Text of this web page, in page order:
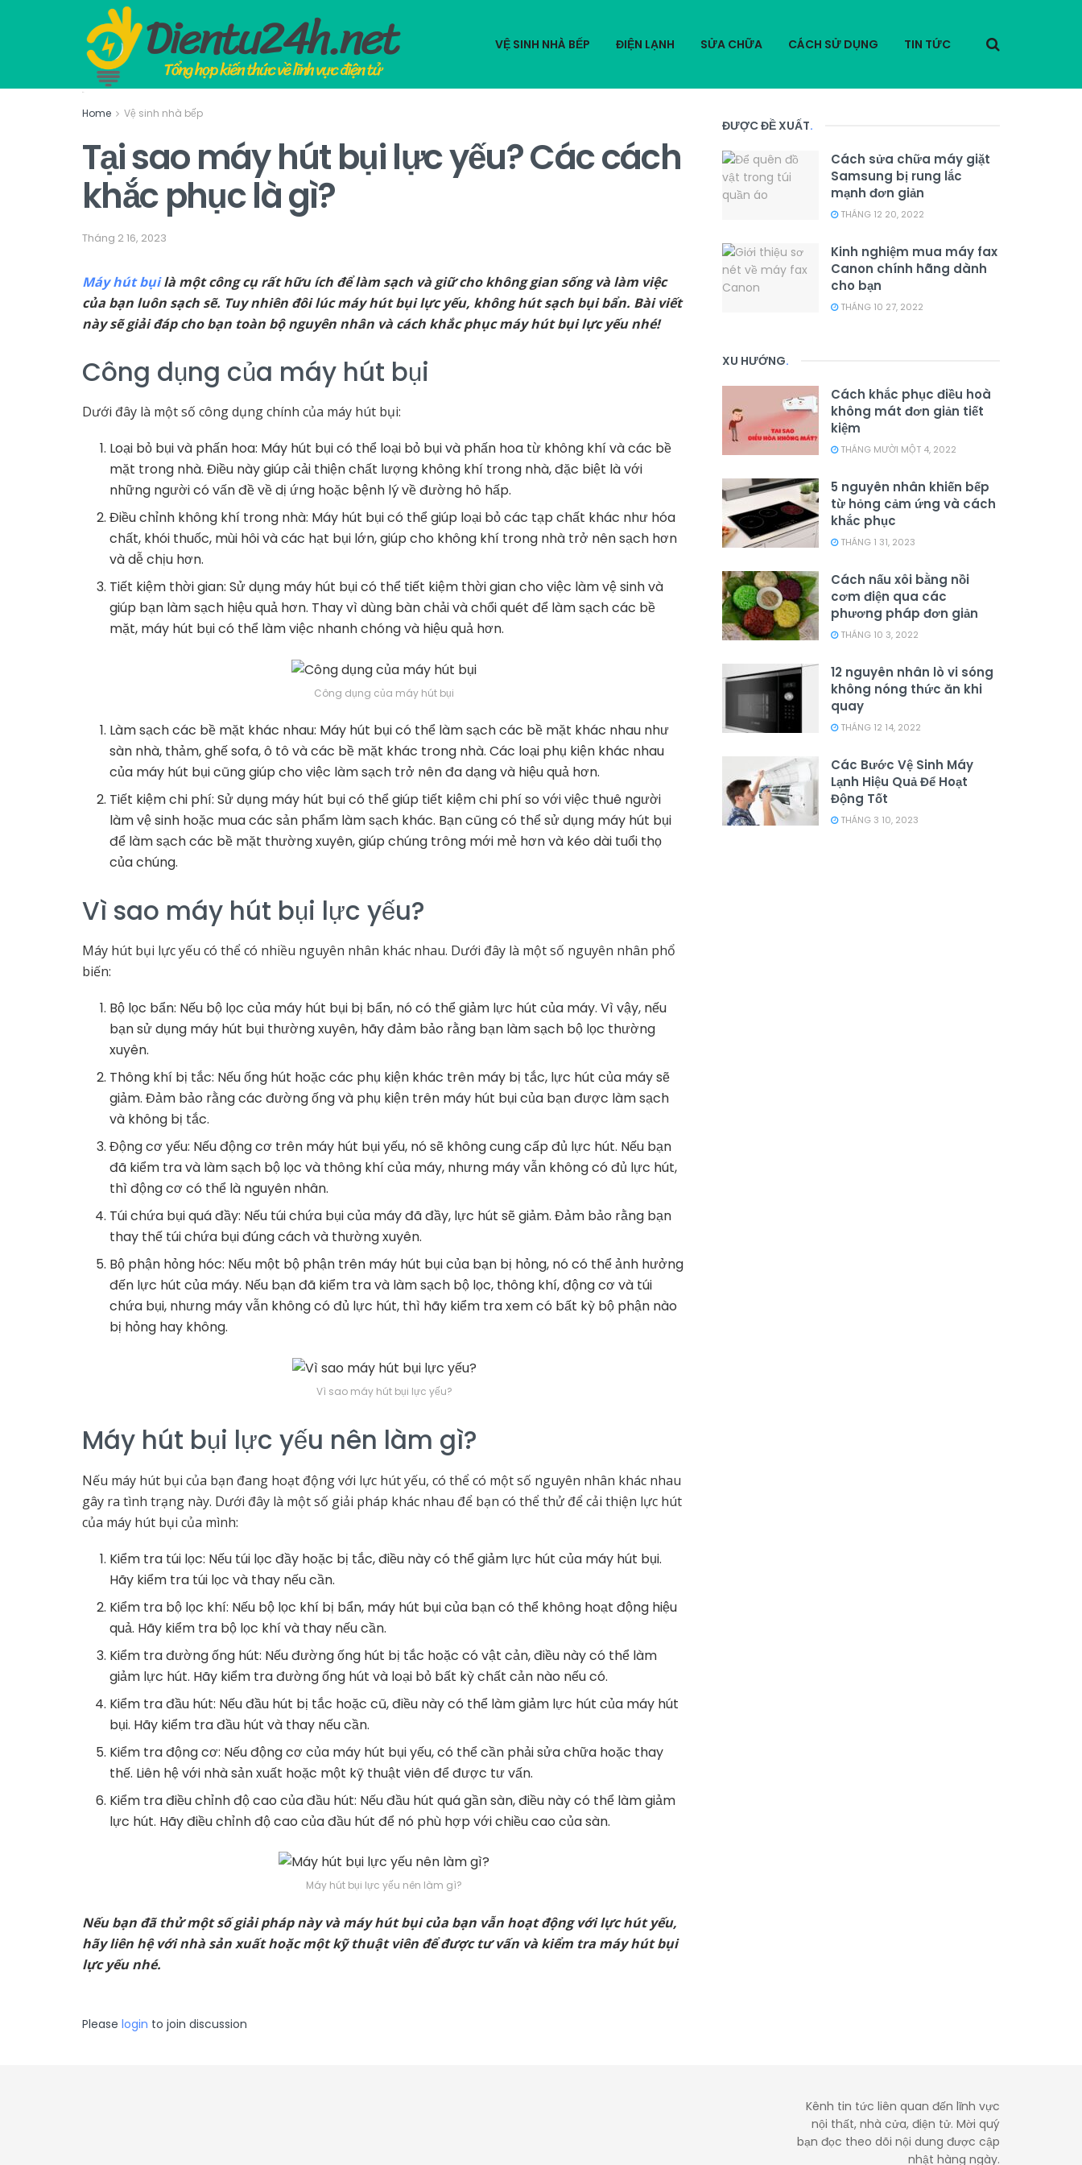
VỆ SINH NHÀ BẾP ĐIỆN LẠNH SỬA CHỮA CÁCH SỬ DỤNG TIN TỨC
Home Vệ sinh nhà bếp
Tại sao máy hút bụi lực yếu? Các cách
khắc phục là gì?
Tháng 2 16, 2023
Máy hút bụilà một công cụ rất hữu ích để làm sạch và giữ cho không gian sống và làm việc
của bạn luôn sạch sẽ. Tuy nhiên đôi lúc máy hút bụi lực yếu, không hút sạch bụi bẩn. Bài viết
này sẽ giải đáp cho bạn toàn bộ nguyên nhân và cách khắc phục máy hút bụi lực yếu nhé!
Công dụng của máy hút bụi
Dưới đây là một số công dụng chính của máy hút bụi:
Loại bỏ bụi và phấn hoa: Máy hút bụi có thể loại bỏ bụi và phấn hoa từ không khí và các bề
mặt trong nhà. Điều này giúp cải thiện chất lượng không khí trong nhà, đặc biệt là với
những người có vấn đề về dị ứng hoặc bệnh lý về đường hô hấp.
Điều chỉnh không khí trong nhà: Máy hút bụi có thể giúp loại bỏ các tạp chất khác như hóa
chất, khói thuốc, mùi hôi và các hạt bụi lớn, giúp cho không khí trong nhà trở nên sạch hơn
và dễ chịu hơn.
Tiết kiệm thời gian: Sử dụng máy hút bụi có thể tiết kiệm thời gian cho việc làm vệ sinh và
giúp bạn làm sạch hiệu quả hơn. Thay vì dùng bàn chải và chổi quét để làm sạch các bề
mặt, máy hút bụi có thể làm việc nhanh chóng và hiệu quả hơn.
Công dụng của máy hút bụi
Làm sạch các bề mặt khác nhau: Máy hút bụi có thể làm sạch các bề mặt khác nhau như
sàn nhà, thảm, ghế sofa, ô tô và các bề mặt khác trong nhà. Các loại phụ kiện khác nhau
của máy hút bụi cũng giúp cho việc làm sạch trở nên đa dạng và hiệu quả hơn.
Tiết kiệm chi phí: Sử dụng máy hút bụi có thể giúp tiết kiệm chi phí so với việc thuê người
làm vệ sinh hoặc mua các sản phẩm làm sạch khác. Bạn cũng có thể sử dụng máy hút bụi
để làm sạch các bề mặt thường xuyên, giúp chúng trông mới mẻ hơn và kéo dài tuổi thọ
của chúng.
Vì sao máy hút bụi lực yếu?
Máy hút bụi lực yếu có thể có nhiều nguyên nhân khác nhau. Dưới đây là một số nguyên nhân phổ
biến:
Bộ lọc bẩn: Nếu bộ lọc của máy hút bụi bị bẩn, nó có thể giảm lực hút của máy. Vì vậy, nếu
bạn sử dụng máy hút bụi thường xuyên, hãy đảm bảo rằng bạn làm sạch bộ lọc thường
xuyên.
Thông khí bị tắc: Nếu ống hút hoặc các phụ kiện khác trên máy bị tắc, lực hút của máy sẽ
giảm. Đảm bảo rằng các đường ống và phụ kiện trên máy hút bụi của bạn được làm sạch
và không bị tắc.
Động cơ yếu: Nếu động cơ trên máy hút bụi yếu, nó sẽ không cung cấp đủ lực hút. Nếu bạn
đã kiểm tra và làm sạch bộ lọc và thông khí của máy, nhưng máy vẫn không có đủ lực hút,
thì động cơ có thể là nguyên nhân.
Túi chứa bụi quá đầy: Nếu túi chứa bụi của máy đã đầy, lực hút sẽ giảm. Đảm bảo rằng bạn
thay thế túi chứa bụi đúng cách và thường xuyên.
Bộ phận hỏng hóc: Nếu một bộ phận trên máy hút bụi của bạn bị hỏng, nó có thể ảnh hưởng
đến lực hút của máy. Nếu bạn đã kiểm tra và làm sạch bộ lọc, thông khí, động cơ và túi
chứa bụi, nhưng máy vẫn không có đủ lực hút, thì hãy kiểm tra xem có bất kỳ bộ phận nào
bị hỏng hay không.
Vì sao máy hút bụi lực yếu?
Máy hút bụi lực yếu nên làm gì?
Nếu máy hút bụi của bạn đang hoạt động với lực hút yếu, có thể có một số nguyên nhân khác nhau
gây ra tình trạng này. Dưới đây là một số giải pháp khác nhau để bạn có thể thử để cải thiện lực hút
của máy hút bụi của mình:
Kiểm tra túi lọc: Nếu túi lọc đầy hoặc bị tắc, điều này có thể giảm lực hút của máy hút bụi.
Hãy kiểm tra túi lọc và thay nếu cần.
Kiểm tra bộ lọc khí: Nếu bộ lọc khí bị bẩn, máy hút bụi của bạn có thể không hoạt động hiệu
quả. Hãy kiểm tra bộ lọc khí và thay nếu cần.
Kiểm tra đường ống hút: Nếu đường ống hút bị tắc hoặc có vật cản, điều này có thể làm
giảm lực hút. Hãy kiểm tra đường ống hút và loại bỏ bất kỳ chất cản nào nếu có.
Kiểm tra đầu hút: Nếu đầu hút bị tắc hoặc cũ, điều này có thể làm giảm lực hút của máy hút
bụi. Hãy kiểm tra đầu hút và thay nếu cần.
Kiểm tra động cơ: Nếu động cơ của máy hút bụi yếu, có thể cần phải sửa chữa hoặc thay
thế. Liên hệ với nhà sản xuất hoặc một kỹ thuật viên để được tư vấn.
Kiểm tra điều chỉnh độ cao của đầu hút: Nếu đầu hút quá gần sàn, điều này có thể làm giảm
lực hút. Hãy điều chỉnh độ cao của đầu hút để nó phù hợp với chiều cao của sàn.
Máy hút bụi lực yếu nên làm gì?
Nếu bạn đã thử một số giải pháp này và máy hút bụi của bạn vẫn hoạt động với lực hút yếu,
hãy liên hệ với nhà sản xuất hoặc một kỹ thuật viên để được tư vấn và kiểm tra máy hút bụi
lực yếu nhé.
Please login to join discussion
ĐƯỢC ĐỀ XUẤT.
Cách sửa chữa máy giặt
Samsung bị rung lắc
mạnh đơn giản
THÁNG 12 20, 2022
Kinh nghiệm mua máy fax
Canon chính hãng dành
cho bạn
THÁNG 10 27, 2022
XU HƯỚNG.
Cách khắc phục điều hoà
không mát đơn giản tiết
kiệm
THÁNG MƯỜI MỘT 4, 2022
5 nguyên nhân khiến bếp
từ hỏng cảm ứng và cách
khắc phục
THÁNG 1 31, 2023
Cách nấu xôi bằng nồi
cơm điện qua các
phương pháp đơn giản
THÁNG 10 3, 2022
12 nguyên nhân lò vi sóng
không nóng thức ăn khi
quay
THÁNG 12 14, 2022
Các Bước Vệ Sinh Máy
Lạnh Hiệu Quả Để Hoạt
Động Tốt
THÁNG 3 10, 2023
Kênh tin tức liên quan đến lĩnh vực
nội thất, nhà cửa, điện tử. Mời quý
bạn đọc theo dõi nội dung được cập
nhật hàng ngày.